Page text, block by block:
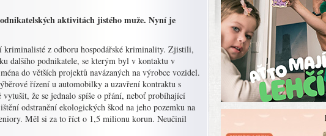
aktivitách jistého muže. Nyní je
kriminalisté z odboru hospodářské kriminality. Zjistili,
dalšího podnikatele, se kterým byl v kontaktu v
do větších projektů navázaných na výrobce vozidel.
řízení u automobilky a uzavření kontraktu s
že se jednalo spíše o přání, neboť probíhající
odstranění ekologických škod na jeho pozemku na
Měl si za to říct o 1,5 milionu korun. Neučinil